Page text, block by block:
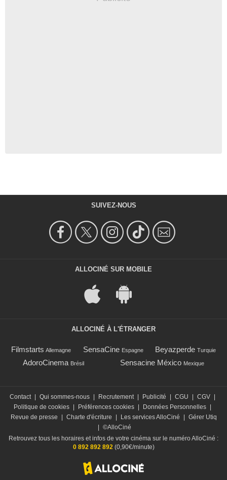
SUIVEZ-NOUS
ALLOCINÉ SUR MOBILE
ALLOCINÉ À L'ÉTRANGER
Filmstarts Allemagne SensaCine Espagne Beyazperde Turquie
AdoroCinema Brésil Sensacine México Mexique
Contact Qui sommes-nous Recrutement Publicité CGU CGV
Politique de cookies
Préférences cookies Données Personnelles
Revue de presse
Charte d'écriture Les services AlloCiné
Gérer Utiq
©AlloCiné
Retrouvez tous les horaires et infos de votre cinéma sur le numéro AlloCiné :
0 892 892 892(0,90€/minute)